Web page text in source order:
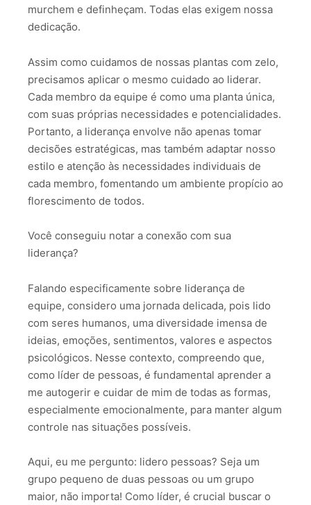
murchem e definheçam. Todas elas exigem nossa
dedicação.
Assim como cuidamos de nossas plantas com zelo,
precisamos aplicar o mesmo cuidado ao liderar.
Cada membro da equipe é como uma planta única,
com suas próprias necessidades e potencialidades.
Portanto, a liderança envolve não apenas tomar
decisões estratégicas, mas também adaptar nosso
estilo e atenção às necessidades individuais de
cada membro, fomentando um ambiente propício ao
florescimento de todos.
Você conseguiu notar a conexão com sua
liderança?
Falando especificamente sobre liderança de
equipe, considero uma jornada delicada, pois lido
com seres humanos, uma diversidade imensa de
ideias, emoções, sentimentos, valores e aspectos
psicológicos. Nesse contexto, compreendo que,
como líder de pessoas, é fundamental aprender a
me autogerir e cuidar de mim de todas as formas,
especialmente emocionalmente, para manter algum
controle nas situações possíveis.
Aqui, eu me pergunto: lidero pessoas? Seja um
grupo pequeno de duas pessoas ou um grupo
maior, não importa! Como líder, é crucial buscar o